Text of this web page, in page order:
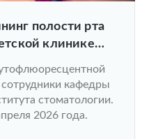
полости рта
клинике
кафедры
стоматологии.
2026 года.